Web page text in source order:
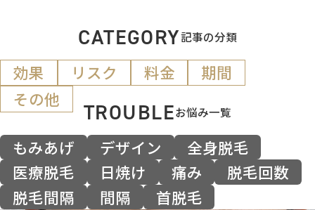
CATEGORY記事の分類
効果 リスク 料金
期間
その他
TROUBLEお悩み一覧
もみあげ デザイン
全身脱毛
医療脱毛
日焼け 痛み
脱毛回数
脱毛間隔
間隔 首脱毛